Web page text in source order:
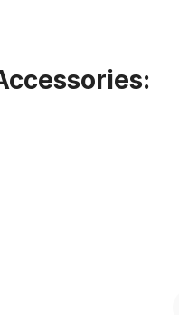
Prym Giro pour raccords de